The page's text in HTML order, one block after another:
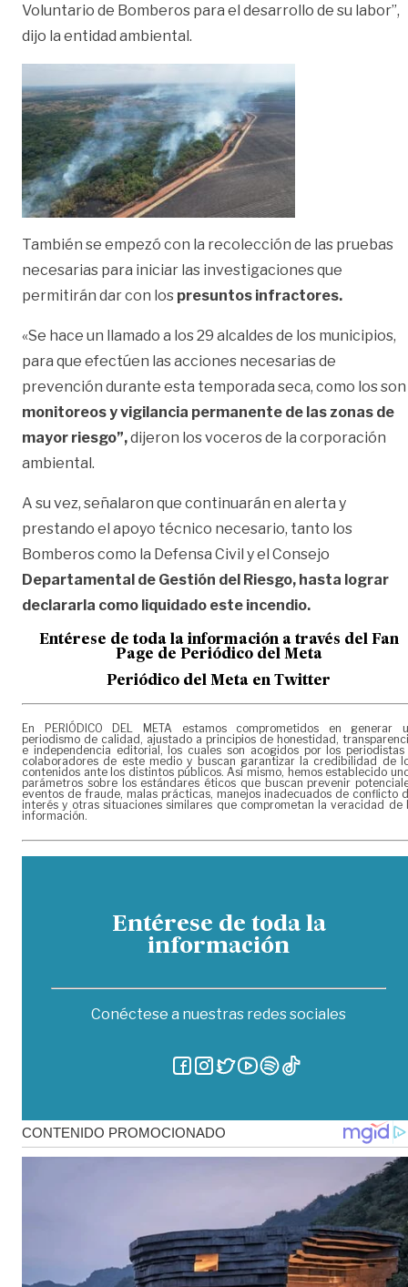
Voluntario de Bomberos para el desarrollo de su labor”,
dijo la entidad ambiental.
También se empezó con la recolección de las pruebas
necesarias para iniciar las investigaciones que
permitirán dar con los presuntos infractores.
«Se hace un llamado a los 29 alcaldes de los municipios,
para que efectúen las acciones necesarias de
prevención durante esta temporada seca, como los son
monitoreos y vigilancia permanente de las zonas de
mayor riesgo”,dijeron los voceros de la corporación
ambiental.
A su vez, señalaron que continuarán en alerta y
prestando el apoyo técnico necesario, tanto los
Bomberos como la Defensa Civil y el Consejo
Departamental de Gestión del Riesgo, hasta lograr
declararla como liquidado este incendio.
Entérese de toda la información a través del Fan
Page de Periódico del Meta
Periódico del Meta en Twitter
En PERIÓDICO DEL META estamos comprometidos en generar
periodismo de calidad, ajustado a principios de honestidad,
e independencia editorial, los cuales son acogidos por los periodistas
colaboradores de este medio y buscan garantizar la credibilidad de
contenidos ante los distintos públicos. Así mismo, hemos establecido
parámetros sobre los estándares éticos que buscan prevenir
eventos de fraude, malas prácticas, manejos inadecuados de conflicto
interés y otras situaciones similares que comprometan la veracidad de
información.
Entérese de toda la
información
Conéctese a nuestras redes sociales